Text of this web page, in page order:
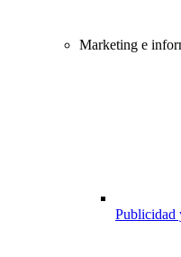
Marketing e
Publicidad